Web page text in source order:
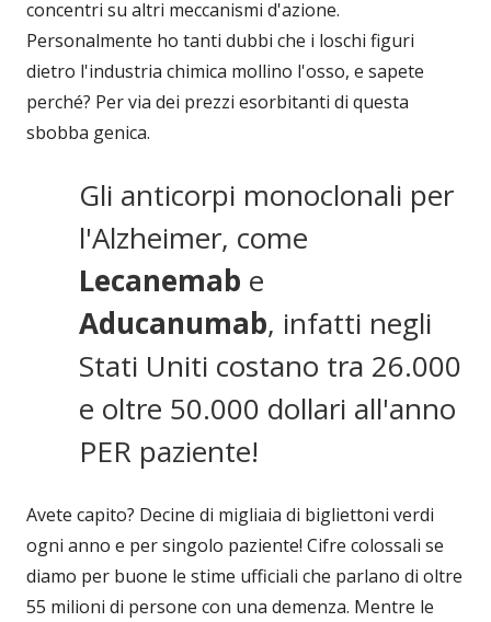
concentri su altri meccanismi d'azione.
Personalmente ho tanti dubbi che i loschi figuri
dietro l'industria chimica mollino l'osso, e sapete
perché? Per via dei prezzi esorbitanti di questa
sbobba genica.
Gli anticorpi monoclonali per
l'Alzheimer, come
Lecanemab e
Aducanumab, infatti negli
Stati Uniti costano tra 26.000
e oltre 50.000 dollari all'anno
PER paziente!
Avete capito? Decine di migliaia di bigliettoni verdi
ogni anno e per singolo paziente! Cifre colossali se
diamo per buone le stime ufficiali che parlano di oltre
55 milioni di persone con una demenza. Mentre le